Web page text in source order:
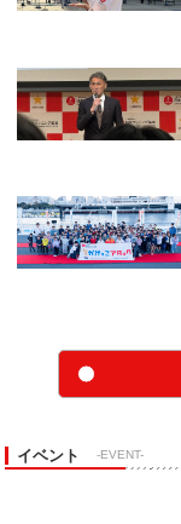
イベント -EVENT-